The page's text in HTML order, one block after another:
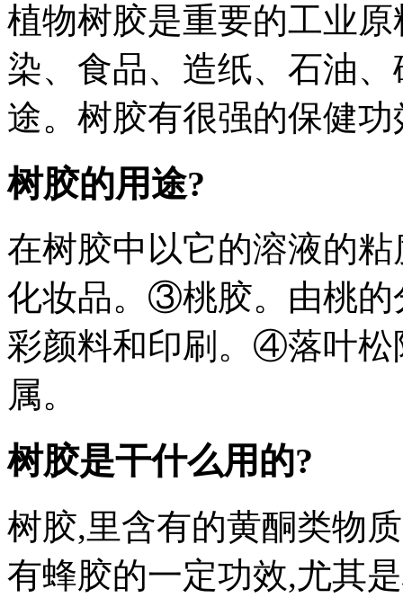
植物树胶是重要的工业
染、食品、造纸、石油
途。树胶有很强的保健
树胶的用途?
在树胶中以它的溶液的
化妆品。③桃胶。由桃的
彩颜料和印刷。④落叶松
属。
树胶是干什么用的?
树胶,里含有的黄酮类物
有蜂胶的一定功效,尤其